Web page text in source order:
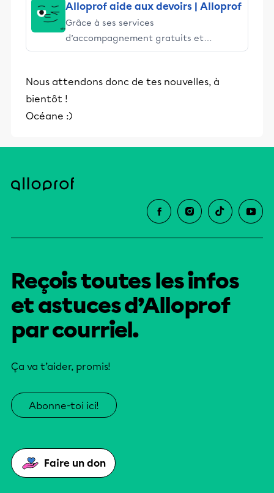
Alloprof aide aux devoirs | Alloprof
Grâce à ses services
d’accompagnement gratuits et
stimulants, Alloprof engage les élèves
éducative.
Nous attendons donc de tes nouvelles, à
bientôt !
Océane :)
Reçois toutes les infos
et astuces d’Alloprof
par courriel.
Ça va t’aider, promis!
Abonne-toi ici!
Faire un don